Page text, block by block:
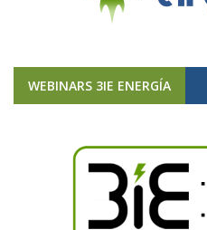
WEBINARS 3IE ENERGÍA